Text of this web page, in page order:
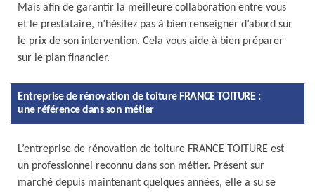
Mais afin de garantir la meilleure collaboration entre vous
et le prestataire, n’hésitez pas à bien renseigner d’abord sur
le prix de son intervention. Cela vous aide à bien préparer
sur le plan financier.
Entreprise de rénovation de toiture FRANCE TOITURE :
une référence dans son métier
L’entreprise de rénovation de toiture FRANCE TOITURE est
un professionnel reconnu dans son métier. Présent sur
marché depuis maintenant quelques années, elle a su se